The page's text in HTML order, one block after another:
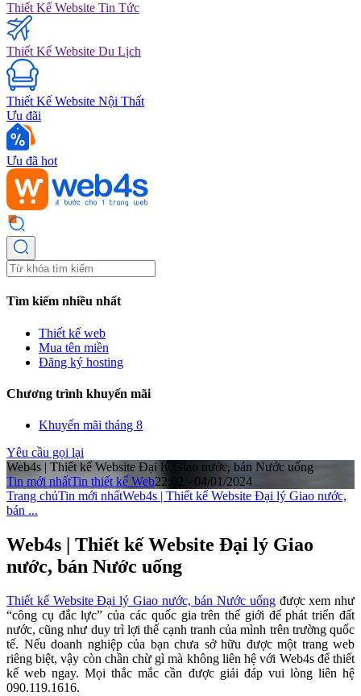
Thiết Kế Website Tin Tức
Thiết Kế Website Du Lịch
Thiết Kế Website Nội Thất
Ưu đãi
Ưu đã hot
Tìm kiếm nhiều nhất
Thiết kế web
Mua tên miền
Đăng ký hosting
Chương trình khuyến mãi
Khuyến mãi tháng 8
Yêu cầu gọi lại
Web4s | Thiết kế Website Đại lý Giao nước, bán Nước uống
Tin mới nhấtTin thiết kế Web22:02 - 04/01/2024
Trang chủTin mới nhấtWeb4s | Thiết kế Website Đại lý Giao nước,
bán ...
Web4s | Thiết kế Website Đại lý Giao
nước, bán Nước uống
Thiết kế Website Đại lý Giao nước, bán Nước uốngđược xem như
“công cụ đắc lực” của các quốc gia trên thế giới để phát triển đất
nước, cũng như duy trì lợi thế cạnh tranh của mình trên trường quốc
tế. Nếu doanh nghiệp của bạn chưa sở hữu được một trang web
riêng biệt, vậy còn chần chừ gì mà không liên hệ với Web4s để thiết
kế web ngay. Mọi thắc mắc cần được giải đáp vui lòng liên hệ
090.119.1616.